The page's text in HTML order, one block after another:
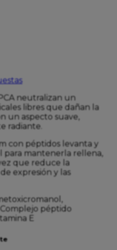
neutralizan un
libres que dañan la
un aspecto suave,
radiante.
con péptidos levanta y
para mantenerla rellena,
que reduce la
expresión y las
péptido
E